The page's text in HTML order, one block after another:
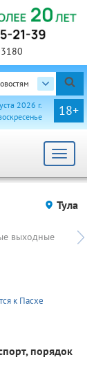
18+
2026 г.
Toggle
Тула
выходные
к Пасхе
порядок